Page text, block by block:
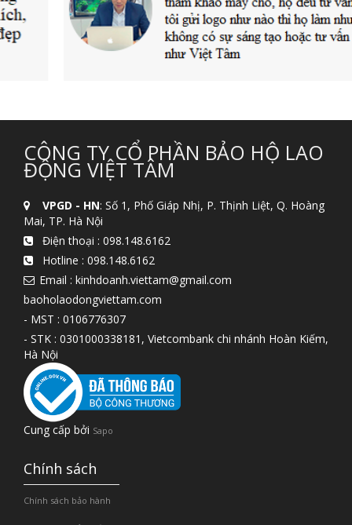
CÔNG TY CỔ PHẦN BẢO HỘ LAO
ĐỘNG VIỆT TÂM
VPGD - HN: Số 1, Phố Giáp Nhị, P. Thịnh Liệt, Q. Hoàng
Mai, TP. Hà Nội
Điện thoại : 098.148.6162
Hotline : 098.148.6162
Email : kinhdoanh.viettam@gmail.com
baoholaodongviettam.com
- MST : 0106776307
- STK : 0301000338181, Vietcombank chi nhánh Hoàn Kiếm,
Hà Nội
Cung cấp bởi Sapo
Chính sách
Chính sách bảo hành